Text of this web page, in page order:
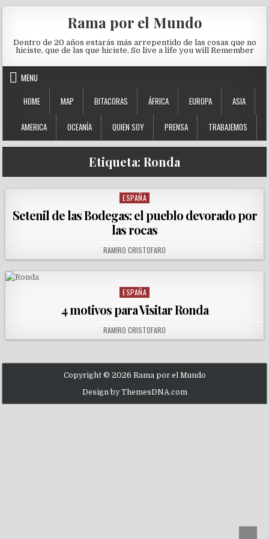
Rama por el Mundo
Dentro de 20 años estarás más arrepentido de las cosas que no
hiciste, que de las que hiciste. So live a life you will Remember
MENU
HOME
MAP BITACORAS ÁFRICA EUROPA ASIA
AMERICA OCEANÍA QUIEN SOY PRENSA TRABAJEMOS
Etiqueta: Ronda
Posted in
ESPAÑA
Setenil de las Bodegas: el pueblo devorado por
las rocas
AUTHOR:
RAMIRO CRISTOFARO
Posted in
ESPAÑA
4 motivos para Visitar Ronda
AUTHOR:
RAMIRO CRISTOFARO
Copyright © 2026 Rama por el Mundo
Design by ThemesDNA.com